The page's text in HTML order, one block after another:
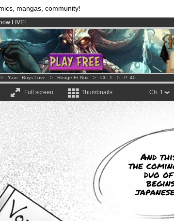
mangas, community!
LIVE!.
from3.95 eurosper month !Get membership now
and 1000 comics & mangas!.
Yaoi - Boys Love > Rouge Et Noir > Ch. 1 > P. 40
Full screen Thumbnails Ch. 1
And
the
duo